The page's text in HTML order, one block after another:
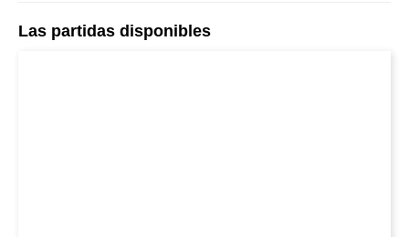
Las partidas disponibles